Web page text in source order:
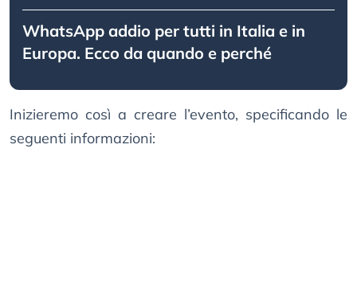
WhatsApp addio per tutti in Italia e in
Europa. Ecco da quando e perché
Inizieremo così a creare l’evento, specificando le
seguenti informazioni: